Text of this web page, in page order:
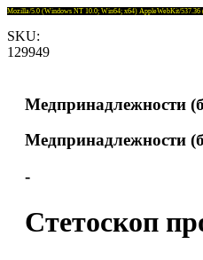
Mozilla/5.0 (Windows NT 10.0; Win64; x64) AppleWebKit/
SKU:
129949
Медпринадлежности
Медпринадлежности
-
Стетоскоп